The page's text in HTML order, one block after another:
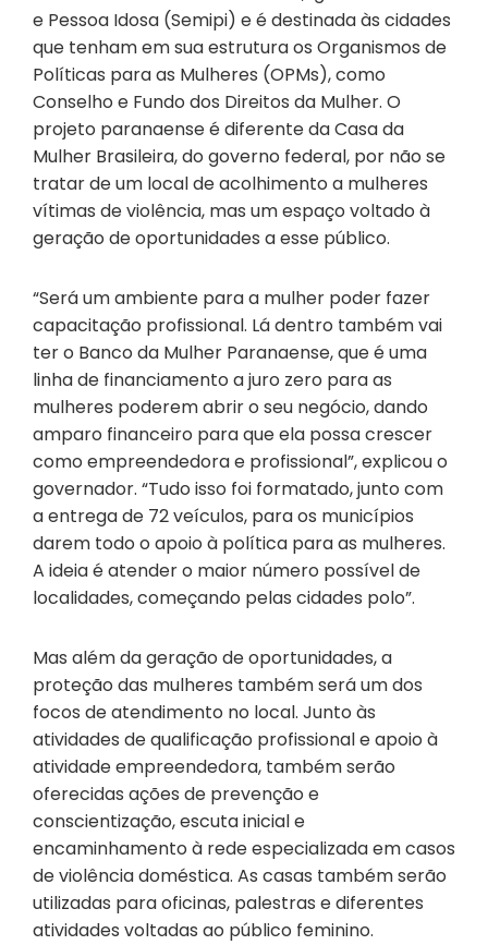
e Pessoa Idosa (Semipi) e é destinada às cidades
que tenham em sua estrutura os Organismos de
Políticas para as Mulheres (OPMs), como
Conselho e Fundo dos Direitos da Mulher. O
projeto paranaense é diferente da Casa da
Mulher Brasileira, do governo federal, por não se
tratar de um local de acolhimento a mulheres
vítimas de violência, mas um espaço voltado à
geração de oportunidades a esse público.
“Será um ambiente para a mulher poder fazer
capacitação profissional. Lá dentro também vai
ter o Banco da Mulher Paranaense, que é uma
linha de financiamento a juro zero para as
mulheres poderem abrir o seu negócio, dando
amparo financeiro para que ela possa crescer
como empreendedora e profissional”, explicou o
governador. “Tudo isso foi formatado, junto com
a entrega de 72 veículos, para os municípios
darem todo o apoio à política para as mulheres.
A ideia é atender o maior número possível de
localidades, começando pelas cidades polo”.
Mas além da geração de oportunidades, a
proteção das mulheres também será um dos
focos de atendimento no local. Junto às
atividades de qualificação profissional e apoio à
atividade empreendedora, também serão
oferecidas ações de prevenção e
conscientização, escuta inicial e
encaminhamento à rede especializada em casos
de violência doméstica. As casas também serão
utilizadas para oficinas, palestras e diferentes
atividades voltadas ao público feminino.